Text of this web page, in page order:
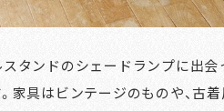
タンドのシェードランプに出会
家具はビンテージのものや、古